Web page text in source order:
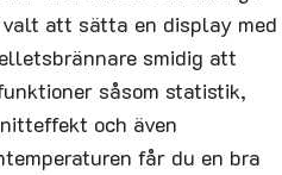
att sätta en display med
smidig att
såsom statistik,
och även
får du en bra